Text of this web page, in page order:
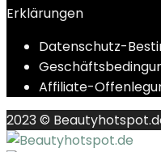
Erklärungen
Datenschutz-
Affiliate-
2023 ©